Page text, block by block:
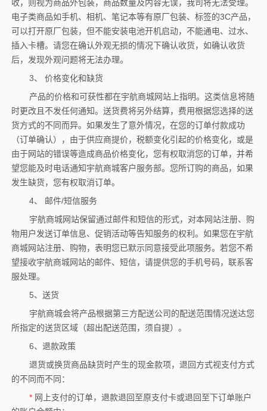
收，则视为商品外包装，商品数量及内容无误，我司将无法受理。
电子类商品如手机、相机、笔记本等有原厂包装、标签的3C产品，
可以打开原厂包装，但不能安装电池开机启动，不能通电、过水、
插入卡槽。请您在确认外观无损的情况下确认收货，如确认收货
后，发现外观问题将无法办理。
3、 价格变化和缺货
产品的价格和可获性都在宇航商城网站上指明。这类信息将随
时更改且不发任何通知。送货费将另外结算，费用根据您选择的送
货方式的不同而异。如果发生了意外情况，在您的订单付款成功
（订单确认），由于供应商提价，税额变化引起的价格变化，或是
由于网站的错误等造成商品价格变化，您有权取消您的订单，并希
望您能及时电话通知宇航商城客户服务部。您所订购的商品，如果
发生缺货，您有权取消订单。
4、 邮件/短信服务
宇航商城网站保留通过邮件和短信的形式，对本网站注册、购
物用户发送订单信息、促销活动等告知服务的权利。如果您在宇航
商城网站注册、购物，表明您已默示同意接受此项服务。若您不希
望接收宇航商城网站的邮件、短信，请提供您的手机号码，联系客
服处理。
5、送货
宇航商城会将产品根据第三方配送公司的配送范围情况送达您
所指定的送货区域（超出配送范围，须自提）。
6、退款政策
退货或换货商品缺货时产生的现金款项，退回方式视支付方式
的不同而不同：
* 网上支付的订单，退款退回至原支付卡或退回至下订单账户